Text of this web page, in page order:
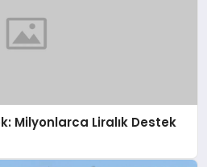
Milyonlarca Liralık Destek